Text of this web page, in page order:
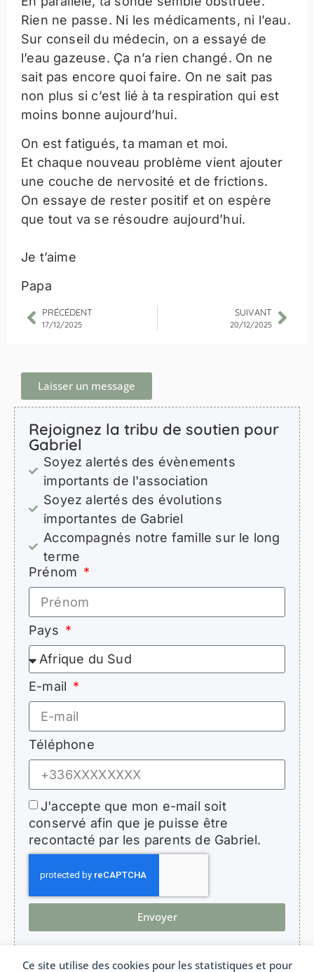
Ce site utilise des cookies pour les statistiques et pour
Rien ne passe. Ni les médicaments, ni l’eau.
Sur conseil du médecin, on a essayé de
l’eau gazeuse. Ça n’a rien changé. On ne
sait pas encore quoi faire. On ne sait pas
non plus si c’est lié à ta respiration qui est
moins bonne aujourd’hui.
On est fatigués, ta maman et moi.
Et chaque nouveau problème vient ajouter
une couche de nervosité et de frictions.
On essaye de rester positif et on espère
que tout va se résoudre aujourd’hui.
Je t’aime
Papa
PRÉCÉDENT
17/12/2025
SUIVANT
20/12/2025
Laisser un message
Rejoignez la tribu de soutien pour
Gabriel
Soyez alertés des évènements
importants de l'association
Soyez alertés des évolutions
importantes de Gabriel
Accompagnés notre famille sur le long
terme
Prénom
Pays
E-mail
Téléphone
J'accepte que mon e-mail soit
conservé afin que je puisse être
recontacté par les parents de Gabriel.
Envoyer